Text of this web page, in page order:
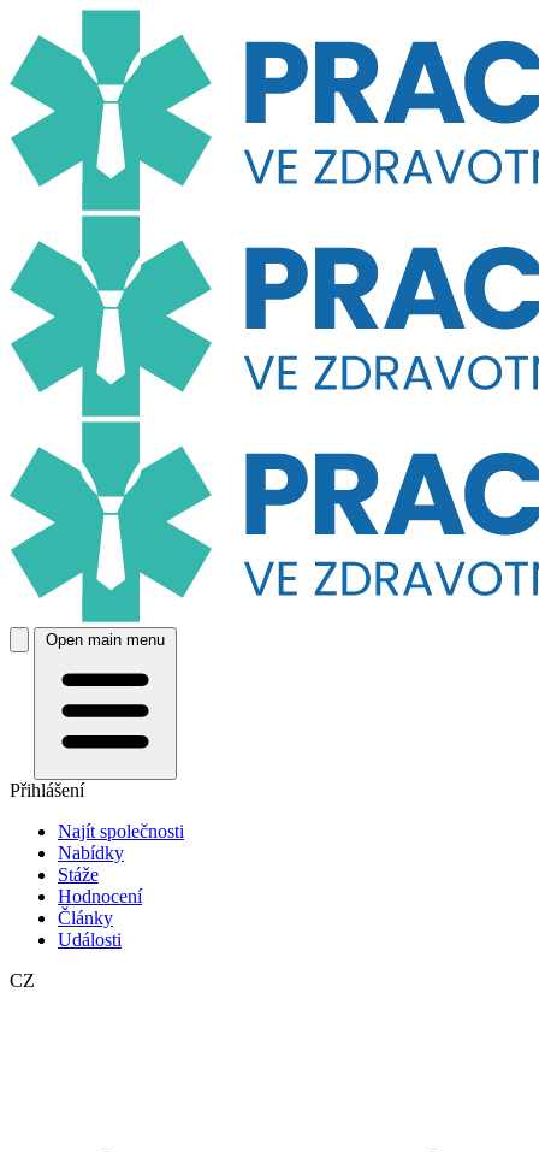
Open main menu
Přihlášení
Najít společnosti
Nabídky
Stáže
Hodnocení
Články
Události
CZ